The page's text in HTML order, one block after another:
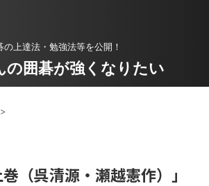
の上達法・勉強法等を公開！
の囲碁が強くなりたい
>
巻（呉清源・瀬越憲作）」